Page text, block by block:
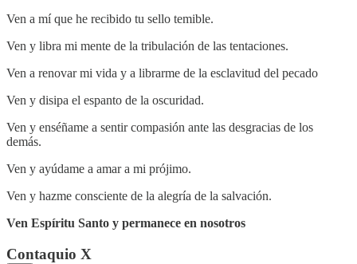
Ven a mí que he recibido tu sello temible.
Ven y libra mi mente de la tribulación de las tentaciones.
Ven a renovar mi vida y a librarme de la esclavitud del pecado
Ven y disipa el espanto de la oscuridad.
Ven y enséñame a sentir compasión ante las desgracias de los
demás.
Ven y ayúdame a amar a mi prójimo.
Ven y hazme consciente de la alegría de la salvación.
Ven Espíritu Santo y permanece en nosotros
Contaquio X